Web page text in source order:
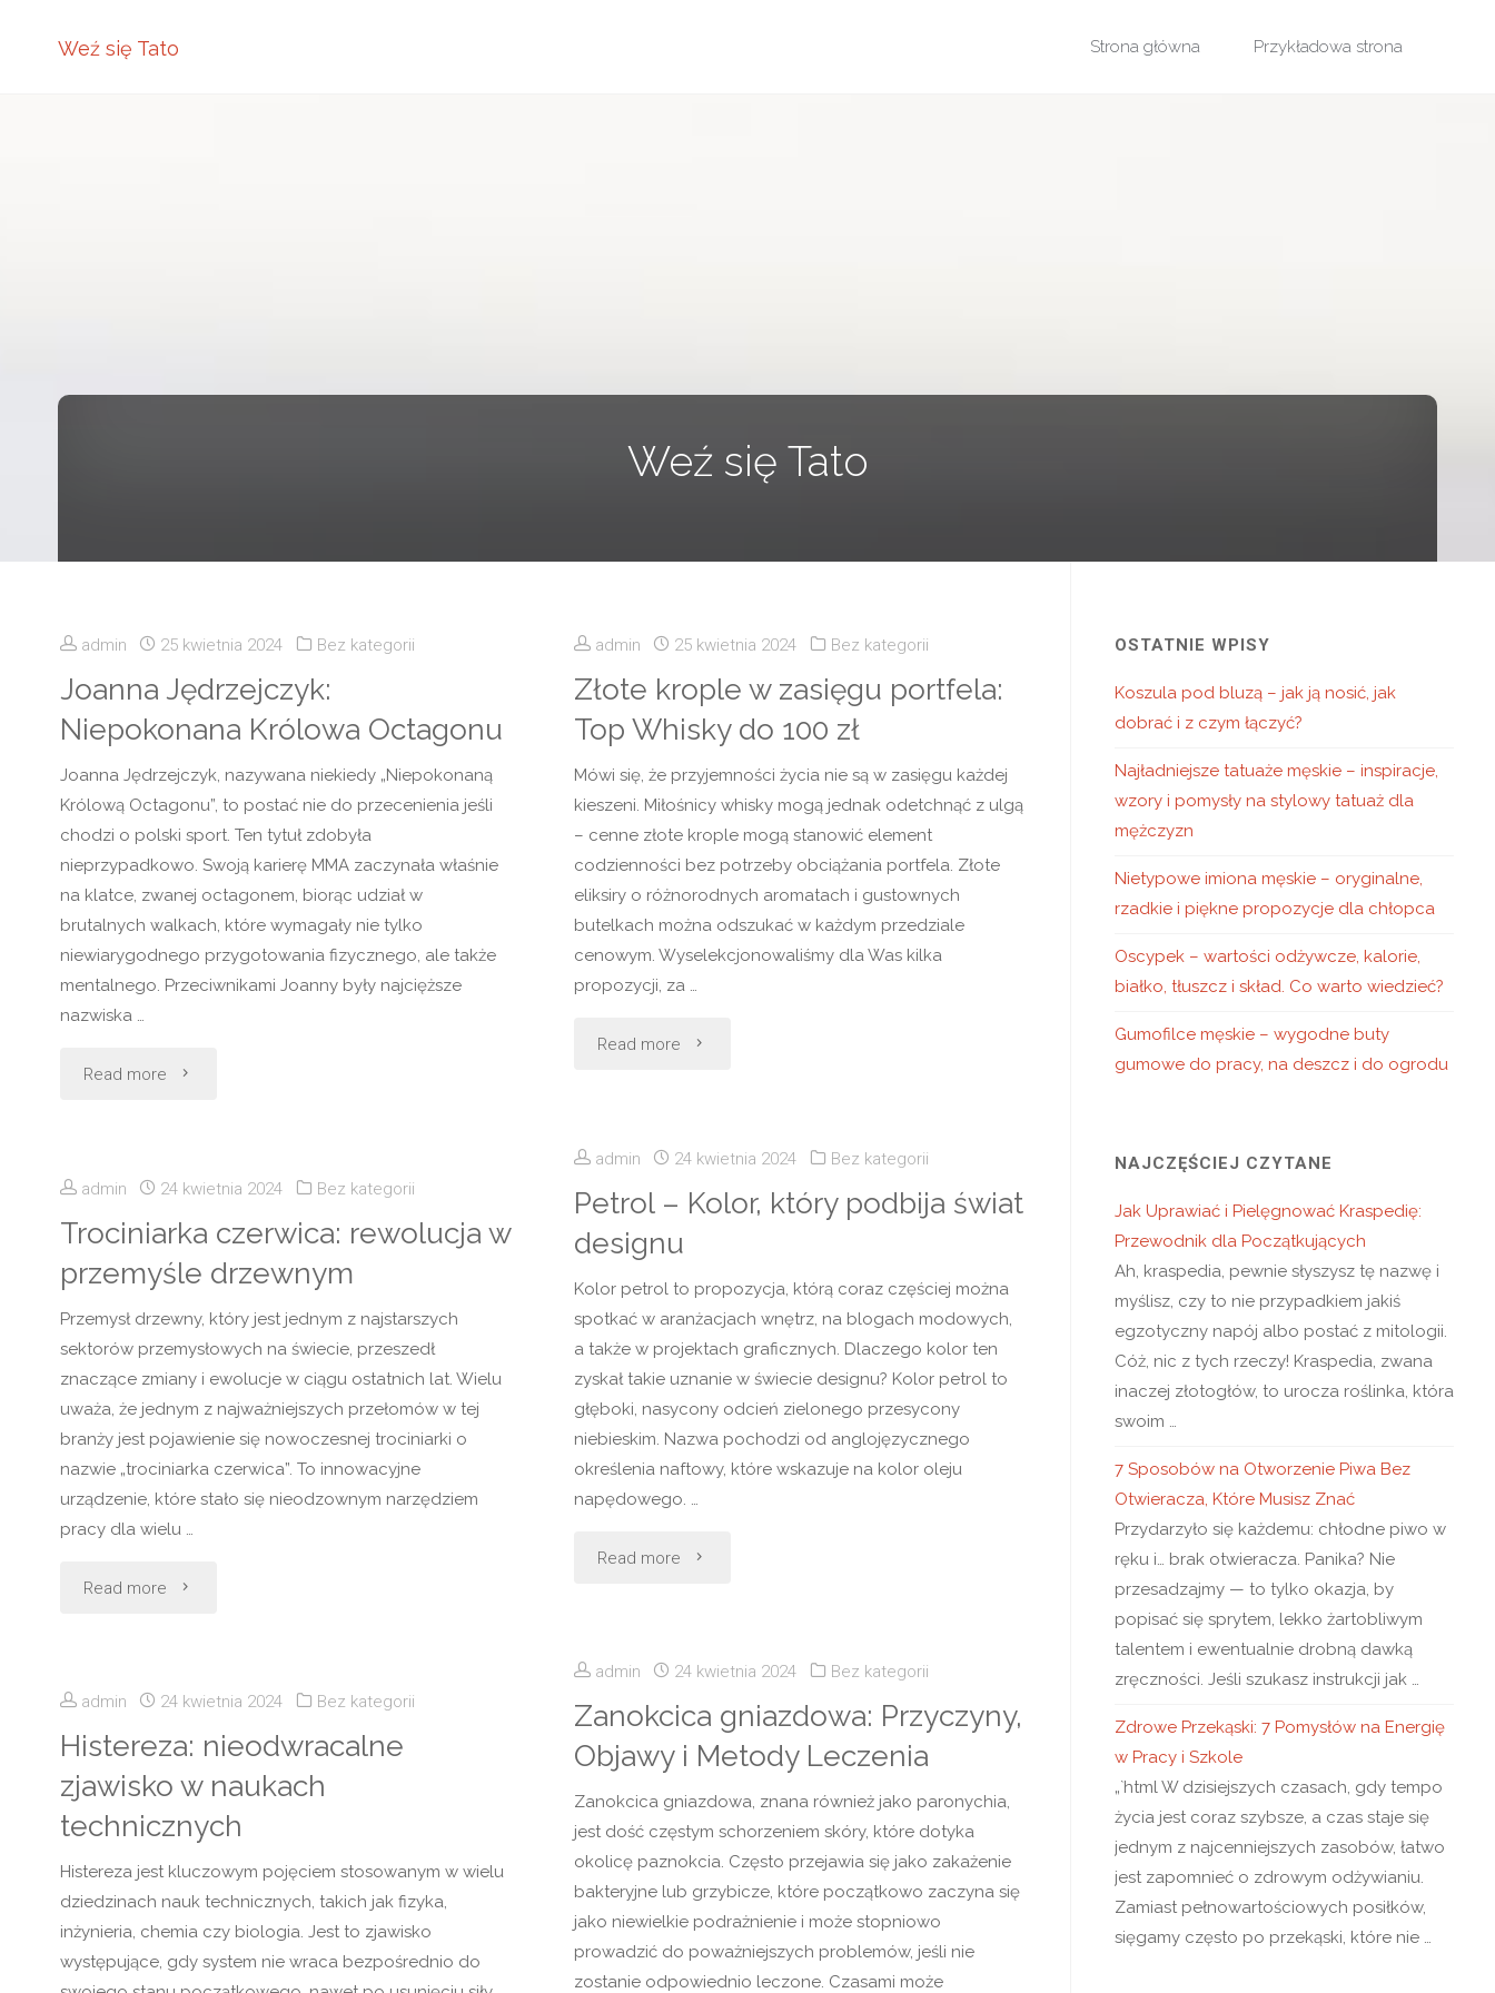
Weź się Tato Strona główna Przykładowa strona
Weź się Tato
admin 25 kwietnia 2024 Bez kategorii
Joanna Jędrzejczyk:
Niepokonana Królowa Octagonu
Joanna Jędrzejczyk, nazywana niekiedy „Niepokonaną
Królową Octagonu”, to postać nie do przecenienia jeśli
chodzi o polski sport. Ten tytuł zdobyła
nieprzypadkowo. Swoją karierę MMA zaczynała właśnie
na klatce, zwanej octagonem, biorąc udział w
brutalnych walkach, które wymagały nie tylko
niewiarygodnego przygotowania fizycznego, ale także
mentalnego. Przeciwnikami Joanny były najcięższe
nazwiska …
Read more "Joanna
Królowa
Octagonu"
admin 25 kwietnia 2024 Bez kategorii
Złote krople w zasięgu portfela:
Top Whisky do 100 zł
Mówi się, że przyjemności życia nie są w zasięgu każdej
kieszeni. Miłośnicy whisky mogą jednak odetchnąć z ulgą
– cenne złote krople mogą stanowić element
codzienności bez potrzeby obciążania portfela. Złote
eliksiry o różnorodnych aromatach i gustownych
butelkach można odszukać w każdym przedziale
cenowym. Wyselekcjonowaliśmy dla Was kilka
propozycji, za …
Read more "Złote
zasięgu
Top
Whisky
do
100
admin 24 kwietnia 2024 Bez kategorii
Petrol – Kolor, który podbija świat
designu
Kolor petrol to propozycja, którą coraz częściej można
spotkać w aranżacjach wnętrz, na blogach modowych,
a także w projektach graficznych. Dlaczego kolor ten
zyskał takie uznanie w świecie designu? Kolor petrol to
głęboki, nasycony odcień zielonego przesycony
niebieskim. Nazwa pochodzi od anglojęzycznego
określenia naftowy, które wskazuje na kolor oleju
napędowego. …
Read more "Petrol
podbija
świat
designu"
admin 24 kwietnia 2024 Bez kategorii
Trociniarka czerwica: rewolucja w
przemyśle drzewnym
Przemysł drzewny, który jest jednym z najstarszych
sektorów przemysłowych na świecie, przeszedł
znaczące zmiany i ewolucje w ciągu ostatnich lat. Wielu
uważa, że jednym z najważniejszych przełomów w tej
branży jest pojawienie się nowoczesnej trociniarki o
nazwie „trociniarka czerwica”. To innowacyjne
urządzenie, które stało się nieodzownym narzędziem
pracy dla wielu …
Read more "Trociniarka
przemyśle
drzewnym"
admin 24 kwietnia 2024 Bez kategorii
Zanokcica gniazdowa: Przyczyny,
Objawy i Metody Leczenia
Zanokcica gniazdowa, znana również jako paronychia,
jest dość częstym schorzeniem skóry, które dotyka
okolicę paznokcia. Często przejawia się jako zakażenie
bakteryjne lub grzybicze, które początkowo zaczyna się
jako niewielkie podrażnienie i może stopniowo
prowadzić do poważniejszych problemów, jeśli nie
zostanie odpowiednio leczone. Czasami może
admin 24 kwietnia 2024 Bez kategorii
Histereza: nieodwracalne
zjawisko w naukach
technicznych
Histereza jest kluczowym pojęciem stosowanym w wielu
dziedzinach nauk technicznych, takich jak fizyka,
inżynieria, chemia czy biologia. Jest to zjawisko
występujące, gdy system nie wraca bezpośrednio do
OSTATNIE WPISY
Koszula pod bluzą – jak ją nosić, jak
dobrać i z czym łączyć?
Najładniejsze tatuaże męskie – inspiracje,
wzory i pomysły na stylowy tatuaż dla
mężczyzn
Nietypowe imiona męskie – oryginalne,
rzadkie i piękne propozycje dla chłopca
Oscypek – wartości odżywcze, kalorie,
białko, tłuszcz i skład. Co warto wiedzieć?
Gumofilce męskie – wygodne buty
gumowe do pracy, na deszcz i do ogrodu
NAJCZĘŚCIEJ CZYTANE
Jak Uprawiać i Pielęgnować Kraspedię:
Przewodnik dla Początkujących
Ah, kraspedia, pewnie słyszysz tę nazwę i
myślisz, czy to nie przypadkiem jakiś
egzotyczny napój albo postać z mitologii.
Cóż, nic z tych rzeczy! Kraspedia, zwana
inaczej złotogłów, to urocza roślinka, która
swoim …
7 Sposobów na Otworzenie Piwa Bez
Otwieracza, Które Musisz Znać
Przydarzyło się każdemu: chłodne piwo w
ręku i… brak otwieracza. Panika? Nie
przesadzajmy — to tylko okazja, by
popisać się sprytem, lekko żartobliwym
talentem i ewentualnie drobną dawką
zręczności. Jeśli szukasz instrukcji jak …
Zdrowe Przekąski: 7 Pomysłów na Energię
w Pracy i Szkole
„`html W dzisiejszych czasach, gdy tempo
życia jest coraz szybsze, a czas staje się
jednym z najcenniejszych zasobów, łatwo
jest zapomnieć o zdrowym odżywianiu.
Zamiast pełnowartościowych posiłków,
sięgamy często po przekąski, które nie …